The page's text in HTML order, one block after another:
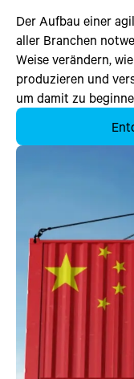
Der Aufbau einer
aller Branchen
Weise verändern,
produzieren und
um damit zu